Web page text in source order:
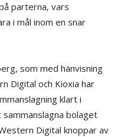
parterna, vars
i mål inom en snar
som med hänvisning
Digital och Kioxia har
klart i
bolaget
Digital knoppar av